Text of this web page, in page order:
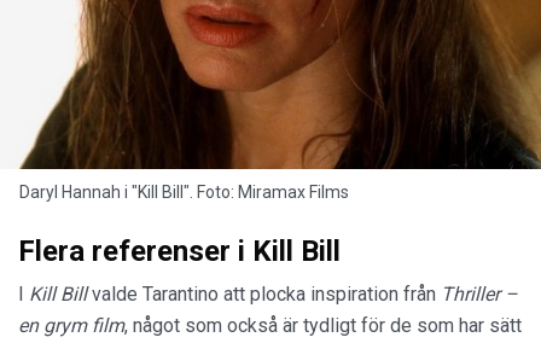
Daryl Hannah i "Kill Bill". Foto: Miramax Films
Flera referenser i Kill Bill
I Kill Billvalde Tarantino att plocka inspiration från Thriller –
en grym film, något som också är tydligt för de som har sätt